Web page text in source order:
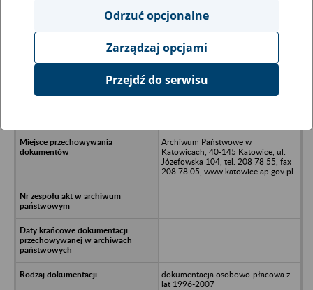
Ukryj wszystkie pozycje bazy
Olkuska Agencja Rozwoju S.A., 32-
Archiwum Państwowe w
Katowicach, 40-145 Katowice, ul.
Józefowska 104, tel. 208 78 55, fax
208 78 05, www.katowice.ap.gov.pl
dokumentacja osobowo-płacowa z
lat 1996-2007
Odrzuć opcjonalne
Zarządzaj opcjami
Przejdź do serwisu